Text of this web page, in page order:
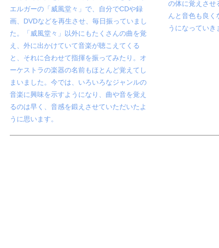
エルガーの「威風堂々」で、自分でCDや録
画、DVDなどを再生させ、毎日振っていまし
た。「威風堂々」以外にもたくさんの曲を覚
え、外に出かけていて音楽が聴こえてくる
と、それに合わせて指揮を振ってみたり。オ
ーケストラの楽器の名前もほとんど覚えてし
まいました。今では、いろいろなジャンルの
音楽に興味を示すようになり、曲や音を覚え
るのは早く、音感を鍛えさせていただいたよ
うに思います。
の体に覚えさせ
んと音色も良
うになっていき